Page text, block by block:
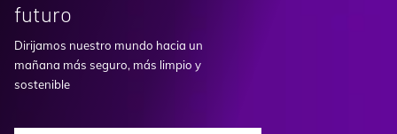
futuro
Dirijamos nuestro mundo hacia un
mañana más seguro, más limpio y
sostenible